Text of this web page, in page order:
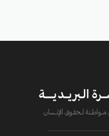
الـبريــديــــة
لـــحقــوق الإنــــسان